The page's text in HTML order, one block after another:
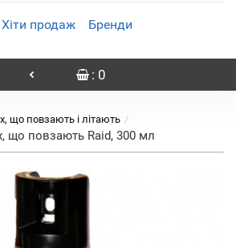
Хіти продаж
Бренди
: 0
що повзають і літають
що повзають Raid, 300 мл